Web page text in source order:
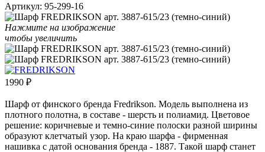
Артикул: 95-299-16
Нажмите на изображение
чтобы увеличить
1990 ₽
Шарф от финского бренда Fredrikson. Модель выполнена из
плотного полотна, в составе - шерсть и полиамид. Цветовое
решение: коричневые и темно-синие полоски разной ширины
образуют клетчатый узор. На краю шарфа - фирменная
нашивка с датой основания бренда - 1887. Такой шарф станет